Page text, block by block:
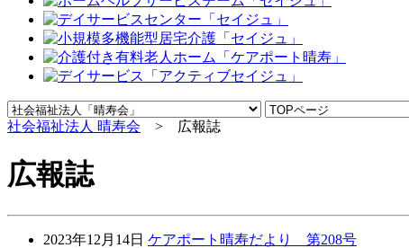
社会福祉法人 晴寿会 > 広報誌
広報誌
2023年12月14日 ケアポート晴寿だより 第208号